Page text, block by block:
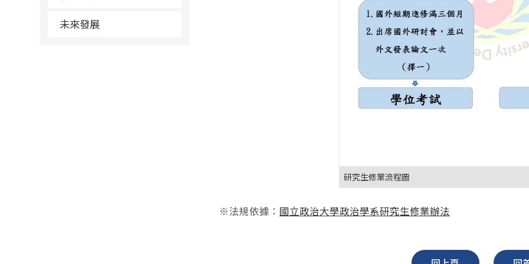
未來發展
研究生修業流程圖
※法規依據： 國立政治大學政治學系研究生修業辦法